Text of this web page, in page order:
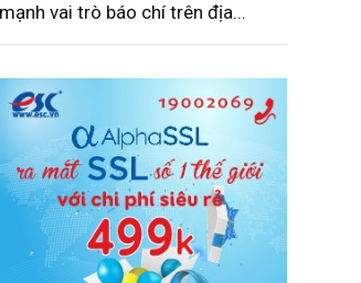
mạnh vai trò báo chí trên địa...